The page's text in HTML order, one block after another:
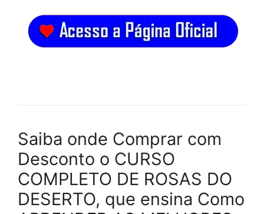
Saiba onde Comprar com
Desconto o CURSO
COMPLETO DE ROSAS DO
DESERTO, que ensina Como